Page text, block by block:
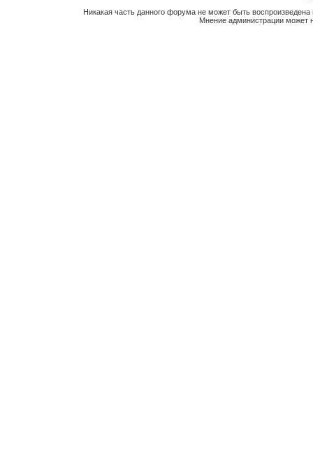
Никакая часть данного форума не может быть
Мнение администрации может